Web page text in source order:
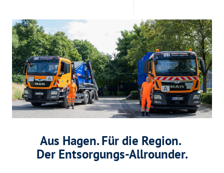
Aus Hagen. Für die Region.
Der Entsorgungs-Allrounder.